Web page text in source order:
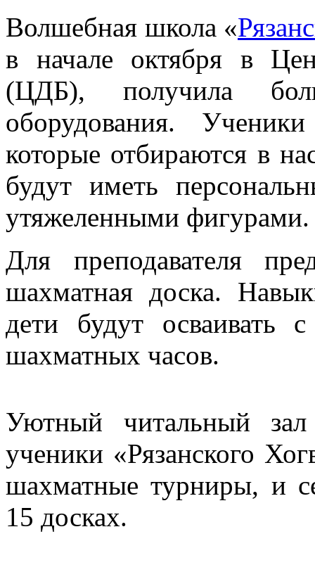
Волшебная школа «
в начале октября в
(ЦДБ), получила
оборудования.
которые отбираются в
будут иметь
утяжеленными фигурами.
Для преподавателя
шахматная доска.
дети будут осваивать
шахматных часов.
Уютный читальный
ученики «Рязанского
шахматные турниры, и
15 досках.